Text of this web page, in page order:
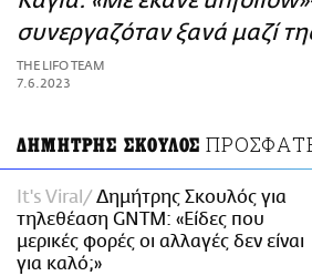
ΑΜΠΑ
PRINT
συνεργαζόταν ξανά μαζί
THE LIFO TEAM
7.6.2023
ΔΗΜΗΤΡΗΣ ΣΚΟΥΛΟΣ
It's Viral
Δημήτρης Σκουλός για
τηλεθέαση GNTM: «Είδες που
μερικές φορές οι αλλαγές δεν είναι
για καλό;»